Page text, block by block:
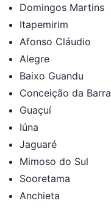
Domingos Martins
Itapemirim
Afonso Cláudio
Alegre
Baixo Guandu
Conceição da Barra
Guaçuí
Iúna
Jaguaré
Mimoso do Sul
Sooretama
Anchieta